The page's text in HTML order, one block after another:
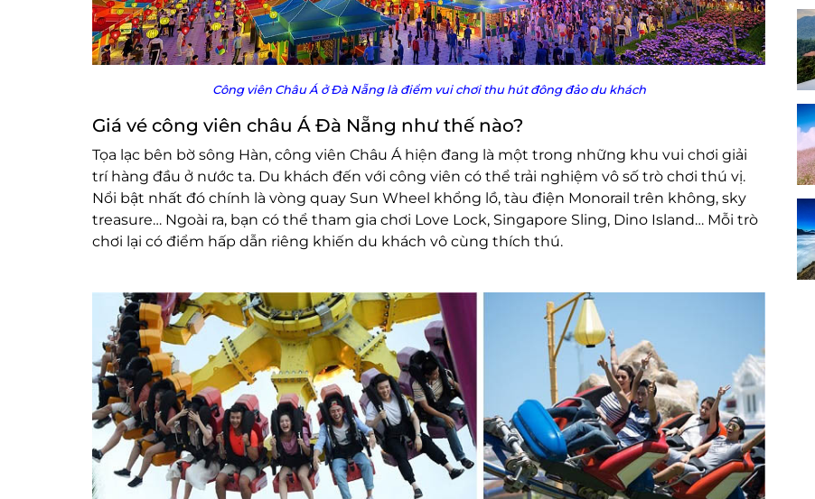
Công viên Châu Á ở Đà Nẵng là điểm vui chơi thu hút đông đảo du khách
Giá vé công viên châu Á Đà Nẵng như thế nào?
Tọa lạc bên bờ sông Hàn, công viên Châu Á hiện đang là một trong những khu vui chơi giải
trí hàng đầu ở nước ta. Du khách đến với công viên có thể trải nghiệm vô số trò chơi thú vị.
Nổi bật nhất đó chính là vòng quay Sun Wheel khổng lồ, tàu điện Monorail trên không, sky
treasure… Ngoài ra, bạn có thể tham gia chơi Love Lock, Singapore Sling, Dino Island… Mỗi trò
chơi lại có điểm hấp dẫn riêng khiến du khách vô cùng thích thú.